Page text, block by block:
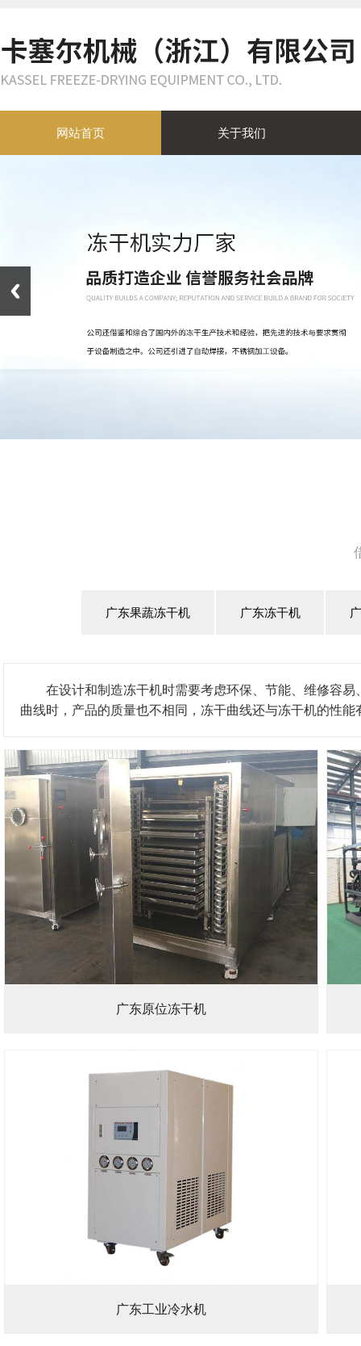
网站首页 关于我们
广东果蔬冻干机 广东冻干机
在设计和制造冻干机时需要考虑环保、节能、维修容
曲线时，产品的质量也不相同，冻干曲线还与冻干机的性
广东原位冻干机
广东工业冷水机